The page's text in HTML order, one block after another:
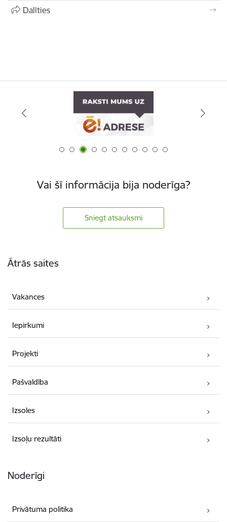
Dalīties
Vai šī informācija bija noderīga?
Sniegt atsauksmi
Ātrās saites
Vakances
Iepirkumi
Projekti
Pašvaldība
Izsoles
Izsoļu rezultāti
Noderīgi
Privātuma politika